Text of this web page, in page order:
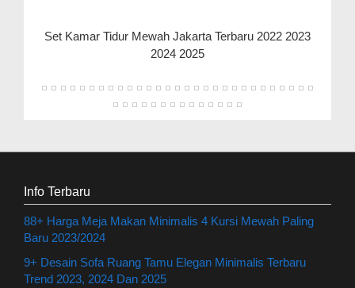
Set Kamar Tidur Mewah Jakarta Terbaru 2022 2023
2024 2025
Info Terbaru
88+ Harga Meja Makan Minimalis 4 Kursi Mewah Paling
Baru 2023/2024
9+ Desain Sofa Ruang Tamu Elegan Minimalis Terbaru
Trend 2023, 2024 Dan 2025